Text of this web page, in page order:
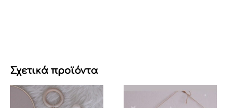
Σχετικά προϊόντα